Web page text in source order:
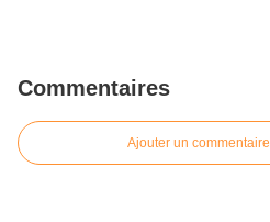
Commentaires
Ajouter un commentaire